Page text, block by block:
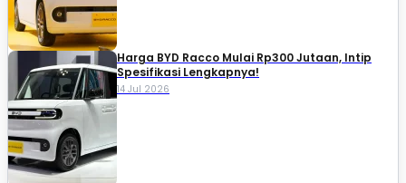
Harga BYD Racco Mulai Rp300 Jutaan, Intip
Spesifikasi Lengkapnya!
14 Jul 2026